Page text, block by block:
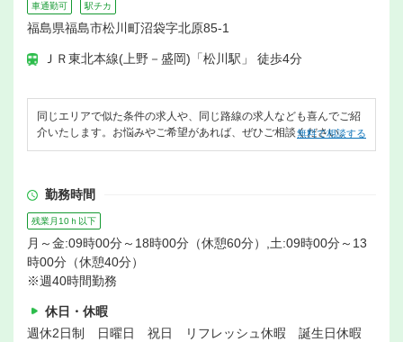
車通勤可 駅チカ
福島県福島市松川町沼袋字北原85-1
ＪＲ東北本線(上野－盛岡)「松川駅」 徒歩4分
同じエリアで似た条件の求人や、同じ路線の求人なども喜んでご紹
介いたします。お悩みやご希望があれば、ぜひご相談ください。
無料で相談する
勤務時間
残業月10ｈ以下
月～金:09時00分～18時00分（休憩60分）,土:09時00分～13
時00分（休憩40分）
※週40時間勤務
休日・休暇
週休2日制 日曜日 祝日 リフレッシュ休暇 誕生日休暇